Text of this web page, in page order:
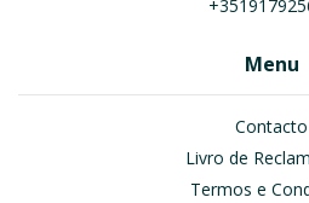
Menu
Contacto
Livro de
Termos e